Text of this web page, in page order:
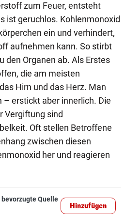
zum Feuer, entsteht
ist geruchlos. Kohlenmonoxid
ein und verhindert,
aufnehmen kann. So stirbt
den Organen ab. Als Erstes
die am meisten
Hirn und das Herz. Man
– erstickt aber innerlich. Die
Vergiftung sind
Oft stellen Betroffene
zwischen diesen
her und reagieren
bevorzugte Quelle
Hinzufügen